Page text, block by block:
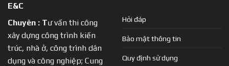
E&C
Chuyên : Tư vấn thi công
xây dựng công trình kiến
trúc, nhà ở, công trình dân
dụng và công nghiệp; Cung
Hỏi đáp
Bảo mật thông tin
Quy định sử dụng